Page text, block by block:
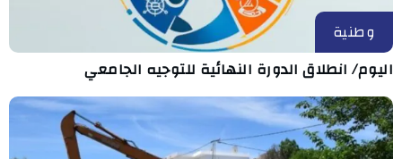
وطنية
اليوم/ انطلاق الدورة النهائية للتوجيه الجامعي